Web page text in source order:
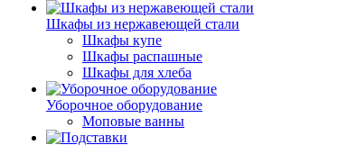
Шкафы из нержавеющей стали
Шкафы купе
Шкафы распашные
Шкафы для хлеба
Уборочное оборудование
Моповые ванны